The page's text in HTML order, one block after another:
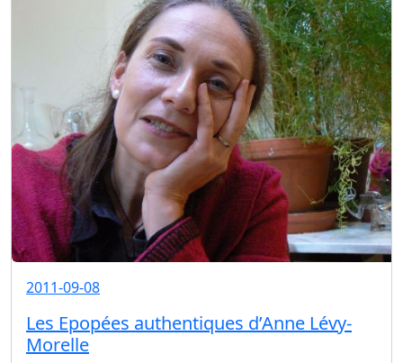
2011-09-08
Les Epopées authentiques d’Anne Lévy-
Morelle